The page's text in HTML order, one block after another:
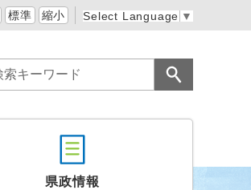
標準 縮小 Select Language ▼
県政情報